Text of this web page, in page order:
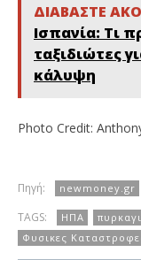
ΔΙΑΒΑΣΤΕ
Ισπανία: Τι
ταξιδιώτες
κάλυψη
Photo Credit:
Πηγή: newmoney.gr
TAGS: ΗΠΑ
Φυσικες